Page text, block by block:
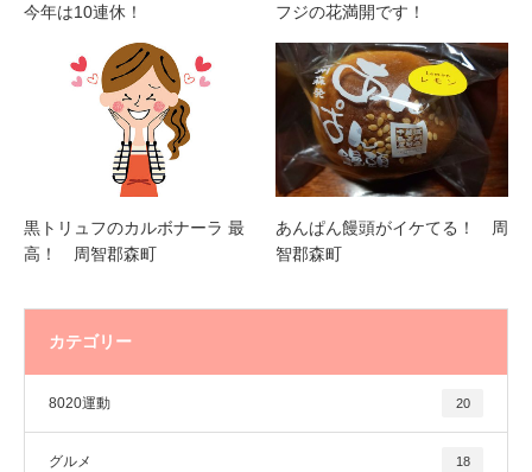
今年は10連休！ フジの花満開です！
黒トリュフのカルボナーラ 最
高！ 周智郡森町
あんぱん饅頭がイケてる！ 周
智郡森町
カテゴリー
8020運動 20
グルメ 18